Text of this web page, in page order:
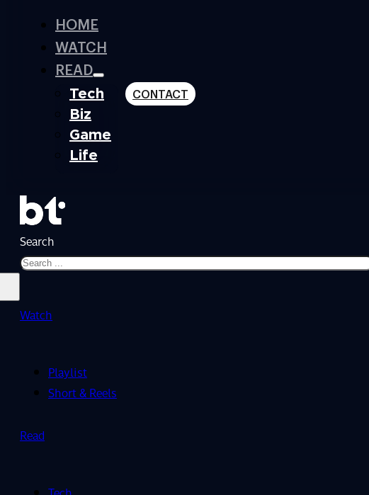
HOME
WATCH
READ
Tech
Biz
Game
Life
CONTACT
Search
Watch
Playlist
Short & Reels
Read